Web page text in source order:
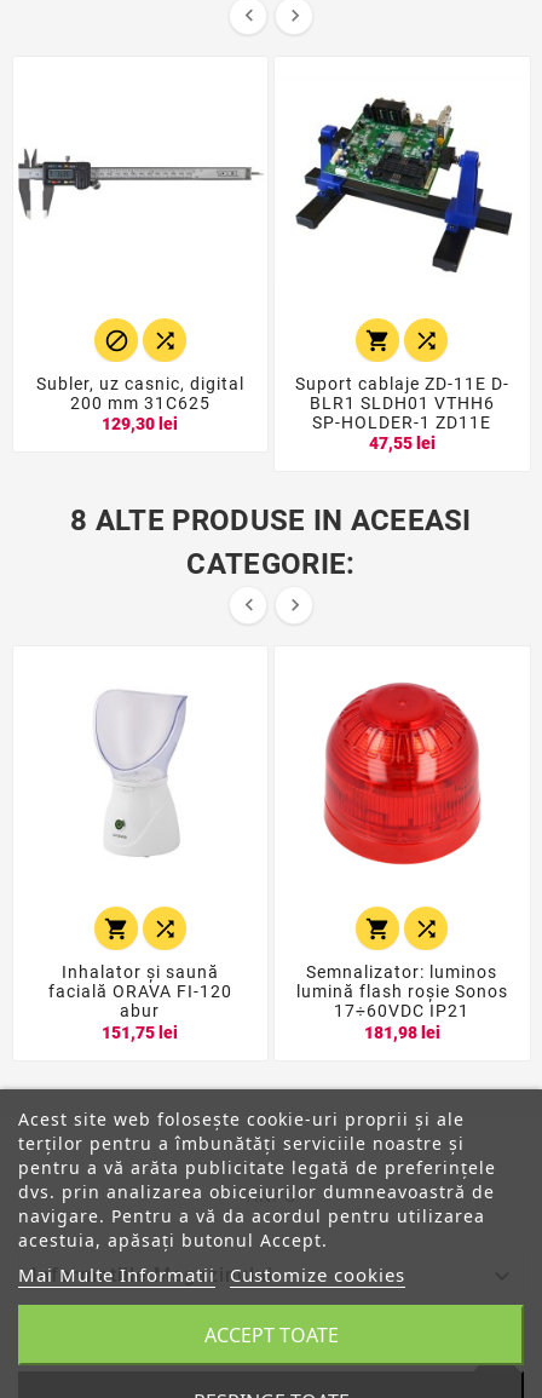
 
 
Subler, uz casnic, digital
200 mm 31C625
129,30 lei
 
Suport cablaje ZD-11E D-
BLR1 SLDH01 VTHH6
SP-HOLDER-1 ZD11E
47,55 lei
8 ALTE PRODUSE IN ACEEASI
CATEGORIE:
 
 
Inhalator și saună
facială ORAVA FI-120
abur
151,75 lei
 
Semnalizator: luminos
lumină flash roşie Sonos
17÷60VDC IP21
181,98 lei
ANPC
Informatiile Magazinului
Acest site web folosește cookie-uri proprii și ale
terților pentru a îmbunătăți serviciile noastre și
pentru a vă arăta publicitate legată de preferințele
dvs. prin analizarea obiceiurilor dumneavoastră de
navigare. Pentru a vă da acordul pentru utilizarea
acestuia, apăsați butonul Accept.
Mai Multe Informatii Customize cookies
ACCEPT TOATE